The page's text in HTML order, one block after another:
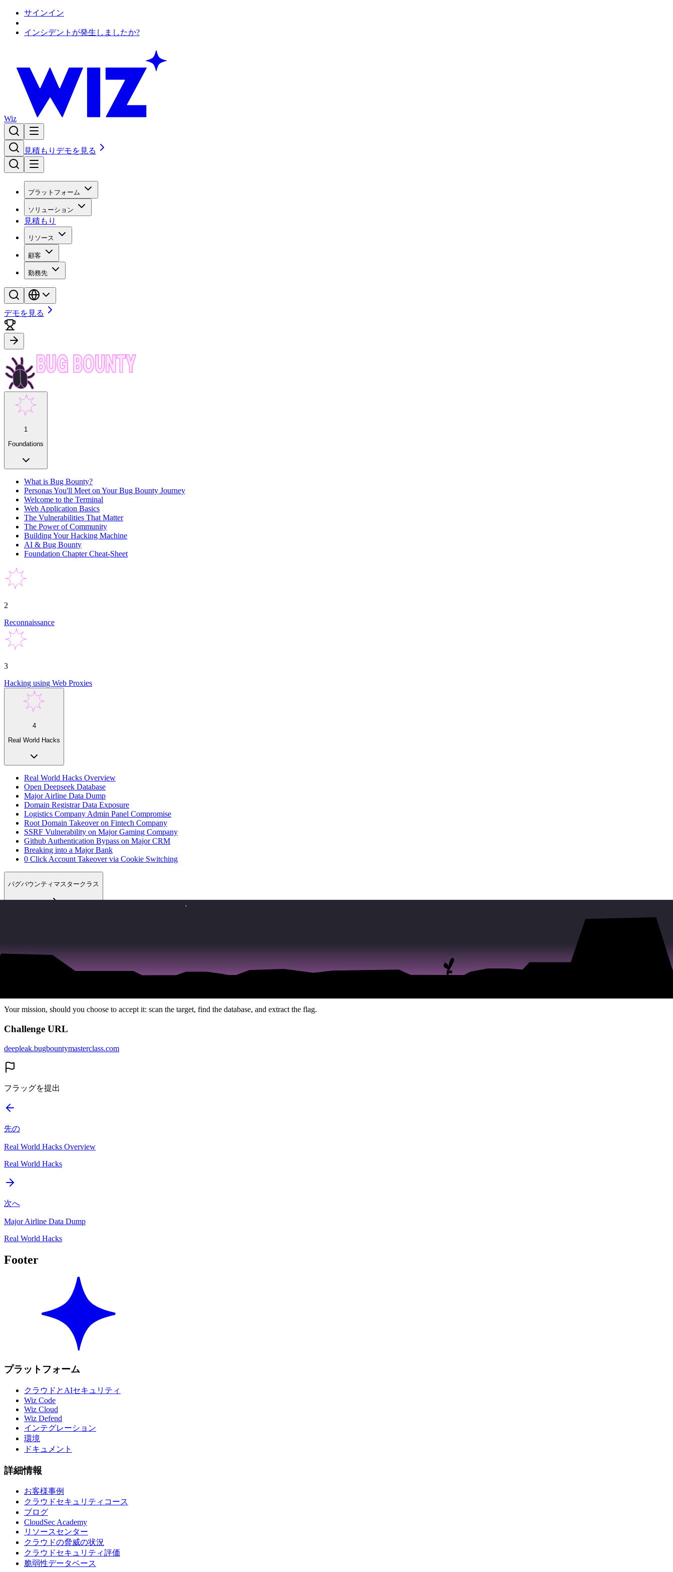
サインイン
インシデントが発生しましたか?
Wiz
見積もり デモを見る
プラットフォーム
ソリューション
見積もり
リソース
顧客
勤務先
デモを見る
1
Foundations
What is Bug Bounty?
Personas You'll Meet on Your Bug Bounty Journey
Welcome to the Terminal
Web Application Basics
The Vulnerabilities That Matter
The Power of Community
Building Your Hacking Machine
AI & Bug Bounty
Foundation Chapter Cheat-Sheet
2
Reconnaissance
3
Hacking using Web Proxies
4
Real World Hacks
Real World Hacks Overview
Open Deepseek Database
Major Airline Data Dump
Domain Registrar Data Exposure
Logistics Company Admin Panel Compromise
Root Domain Takeover on Fintech Company
SSRF Vulnerability on Major Gaming Company
Github Authentication Bypass on Major CRM
Breaking into a Major Bank
0 Click Account Takeover via Cookie Switching
バグバウンティマスタークラス
Challenge Description
You've been given a target URL. Rumor has it there's an exposed database somewhere on this server - left wide open without authentication.
Your mission, should you choose to accept it: scan the target, find the database, and extract the flag.
Challenge URL
deepleak.bugbountymasterclass.com
フラッグを提出
先の
Real World Hacks Overview
Real World Hacks
次へ
Major Airline Data Dump
Real World Hacks
Footer
プラットフォーム
クラウドとAIセキュリティ
Wiz Code
Wiz Cloud
Wiz Defend
インテグレーション
環境
ドキュメント
詳細情報
お客様事例
クラウドセキュリティコース
ブログ
CloudSec Academy
リソースセンター
クラウドの脅威の状況
クラウドセキュリティ評価
脆弱性データベース